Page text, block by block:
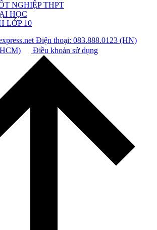
NGHIỆP THPT
HỌC
LỚP 10
Điện thoại: 083.888.0123 (HN)
Điều khoản sử dụng